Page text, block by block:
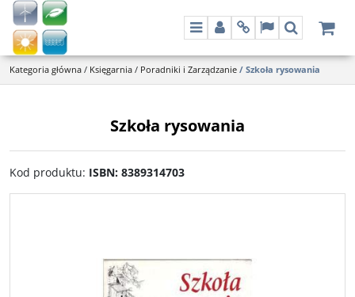
MenuPanelInfoLangSzukaj
Kategoria główna / Księgarnia / Poradniki i Zarządzanie / Szkoła rysowania
Szkoła rysowania
Kod produktu: ISBN: 8389314703